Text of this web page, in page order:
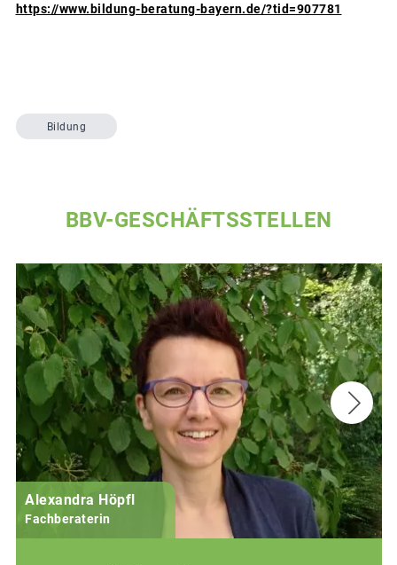
https://www.bildung-beratung-bayern.de/?tid=907781
Bildung
BBV-GESCHÄFTSSTELLEN
Alexandra Höpfl
Fachberaterin